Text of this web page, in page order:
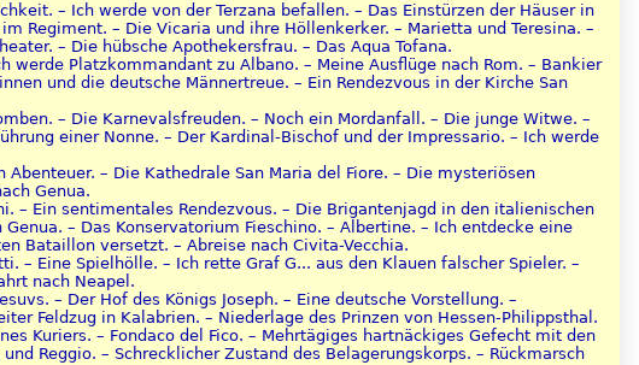
– Ich werde von der Terzana befallen. – Das Einstürzen der Häuser in
Regiment. – Die Vicaria und ihre Höllenkerker. – Marietta und Teresina. –
– Die hübsche Apothekersfrau. – Das Aqua Tofana.
werde Platzkommandant zu Albano. – Meine Ausflüge nach Rom. – Bankier
und die deutsche Männertreue. – Ein Rendezvous in der Kirche San
– Die Karnevalsfreuden. – Noch ein Mordanfall. – Die junge Witwe. –
einer Nonne. – Der Kardinal-Bischof und der Impressario. – Ich werde
Abenteuer. – Die Kathedrale San Maria del Fiore. – Die mysteriösen
Genua.
– Ein sentimentales Rendezvous. – Die Brigantenjagd in den italienischen
– Das Konservatorium Fieschino. – Albertine. – Ich entdecke eine
Bataillon versetzt. – Abreise nach Civita-Vecchia.
– Eine Spielhölle. – Ich rette Graf G... aus den Klauen falscher Spieler. –
nach Neapel.
– Der Hof des Königs Joseph. – Eine deutsche Vorstellung. –
Feldzug in Kalabrien. – Niederlage des Prinzen von Hessen-Philippsthal.
Kuriers. – Fondaco del Fico. – Mehrtägiges hartnäckiges Gefecht mit den
Reggio. – Schrecklicher Zustand des Belagerungskorps. – Rückmarsch